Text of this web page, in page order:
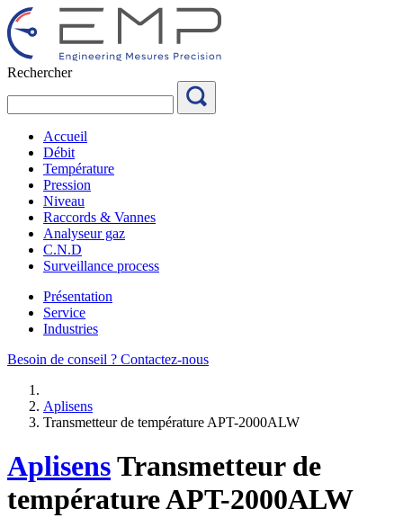
Aller
au
contenu
Rechercher
Accueil
Débit
Température
Pression
Niveau
Raccords & Vannes
Analyseur gaz
C.N.D
Surveillance process
Présentation
Service
Industries
Besoin de conseil ? Contactez-nous
Aplisens
Transmetteur de température APT-2000ALW
AplisensTransmetteur de
température APT-2000ALW